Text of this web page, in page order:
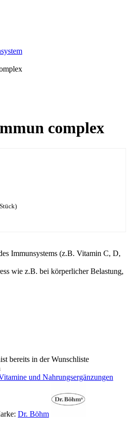
complex
Immunsystems (z.B. Vitamin C, D,
wie z.B. bei körperlicher Belastung,
ist bereits in der Wunschliste
und Nahrungsergänzungen
Dr. Böhm